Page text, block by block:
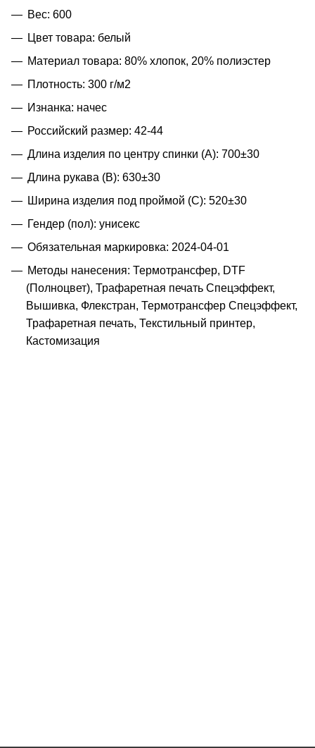
Вес: 600
Цвет товара: белый
Материал товара: 80% хлопок, 20% полиэстер
Плотность: 300 г/м2
Изнанка: начес
Российский размер: 42-44
Длина изделия по центру спинки (A): 700±30
Длина рукава (B): 630±30
Ширина изделия под проймой (С): 520±30
Гендер (пол): унисекс
Обязательная маркировка: 2024-04-01
Методы нанесения: Термотрансфер, DTF
(Полноцвет), Трафаретная печать Спецэффект,
Вышивка, Флекстран, Термотрансфер Спецэффект,
Трафаретная печать, Текстильный принтер,
Кастомизация